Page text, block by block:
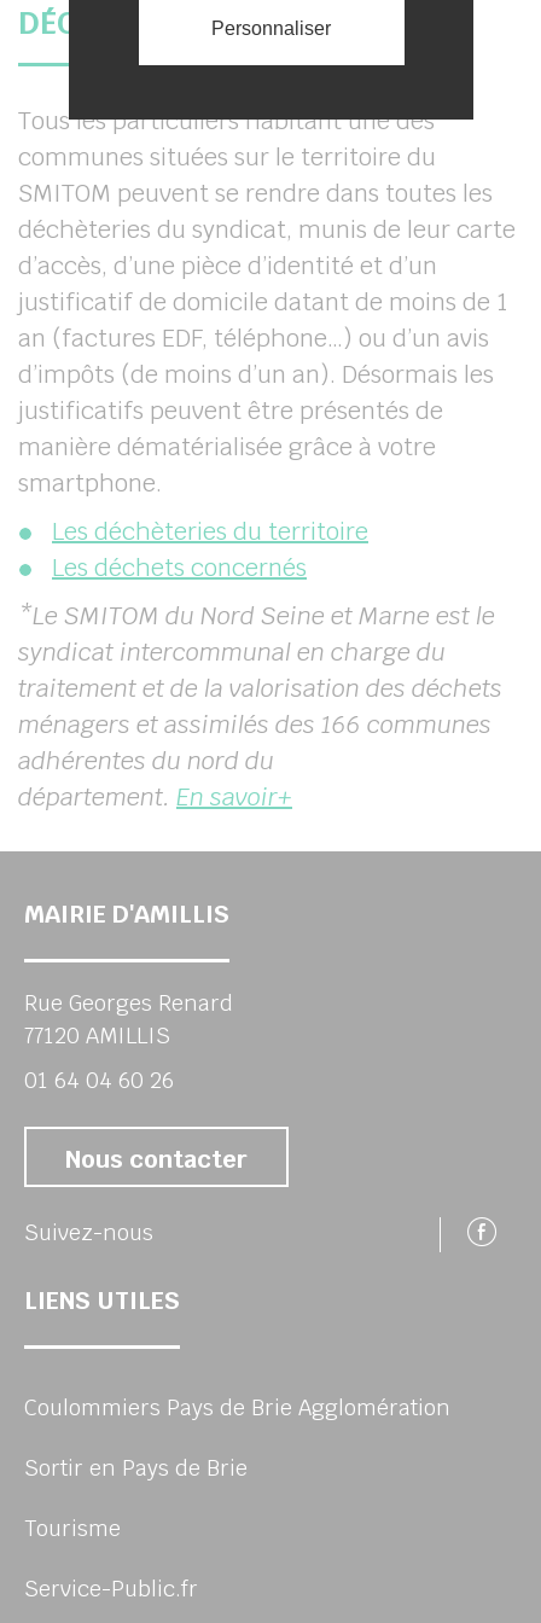
DÉCHÈTERIES
Tous les particuliers habitant une des
communes situées sur le territoire du
SMITOM peuvent se rendre dans toutes les
déchèteries du syndicat, munis de leur carte
d’accès, d’une pièce d’identité et d’un
justificatif de domicile datant de moins de 1
an (factures EDF, téléphone…) ou d’un avis
d’impôts (de moins d’un an). Désormais les
justificatifs peuvent être présentés de
manière dématérialisée grâce à votre
smartphone.
Les déchèteries du territoire
Les déchets concernés
*Le SMITOM du Nord Seine et Marne est le
syndicat intercommunal en charge du
traitement et de la valorisation des déchets
ménagers et assimilés des 166 communes
adhérentes du nord du
département. En savoir+
MAIRIE D'AMILLIS
Rue Georges Renard
77120 AMILLIS
01 64 04 60 26
Nous contacter
Suivez-nous
LIENS UTILES
Coulommiers Pays de Brie Agglomération
Sortir en Pays de Brie
Tourisme
Service-Public.fr
Personnaliser